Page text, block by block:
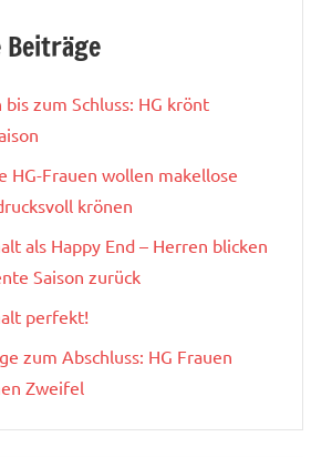
Beiträge
zum Schluss: HG krönt
HG-Frauen wollen makellose
krönen
als Happy End – Herren blicken
Saison zurück
perfekt!
zum Abschluss: HG Frauen
Zweifel